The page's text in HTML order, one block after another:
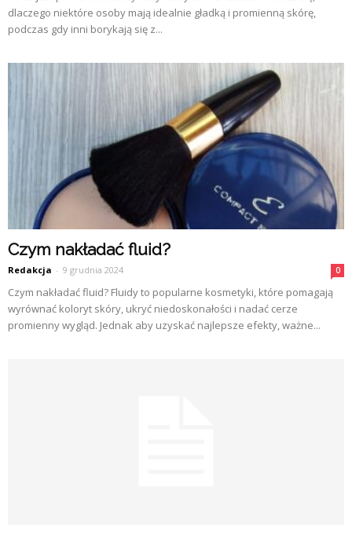
dlaczego niektóre osoby mają idealnie gładką i promienną skórę,
podczas gdy inni borykają się z...
Czym nakładać fluid?
Redakcja - 9 grudnia 2024 0
Czym nakładać fluid? Fluidy to popularne kosmetyki, które pomagają
wyrównać koloryt skóry, ukryć niedoskonałości i nadać cerze
promienny wygląd. Jednak aby uzyskać najlepsze efekty, ważne...